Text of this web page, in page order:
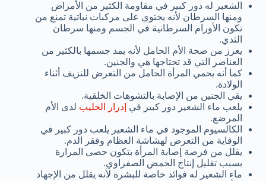
الشعير له دور كبير في مقاومة الكثير من الأمراض
ومنها السرطان لأنه يحتوي على مركبات نباتية تمنع من
تكون الأورام السرطانية في الجسم ومنها سرطان
الثدي.
يعزز من صحة الأم الحامل لأنه يمد جسمها بالكثير من
العناصر التي قد تحتاجها هي والجنين.
كما أنه يحمي المرأة الحامل من التعرض للنزيف أثناء
الولادة.
يقي الجنين من الإصابة بالتشوهات الخلقية.
يلعب ماء الشعير دور كبير في إدرار الحليب لدى الأم
المرضع.
الكالسيوم الموجود في ماء الشعير يلعب دور كبير في
الوقاية من التعرض لهشاشة العظام وفقر الدم.
يقلل من فرصة إصابة المرأة بتكون حصى المرارة
بسبب تقليل إنتاج الحمض الصفراوي.
ماء الشعير له فوائد خاصة للبشرة لأنه يقلل من الإجهاد